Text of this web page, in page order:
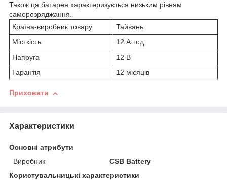
Також ця батарея характеризується низьким рівням
саморозряджання.
Країна-виробник товару
Тайвань
Місткість
12 А·год
Напруга
12 В
Гарантія
12 місяців
Приховати
Характеристики
Основні атрибути
Виробник
CSB Battery
Користувальницькі характеристики